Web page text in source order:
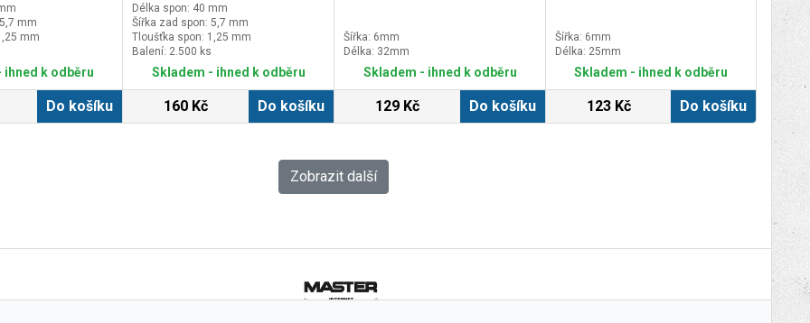
mm
mm
ihned k odběru
Do košíku
Délka spon: 40 mm
Šířka zad spon: 5,7 mm
Tloušťka spon: 1,25 mm
Balení: 2.500 ks
Skladem - ihned k odběru
160 Kč Do košíku
Šířka: 6mm
Délka: 32mm
Skladem - ihned k odběru
129 Kč Do košíku
Šířka: 6mm
Délka: 25mm
Skladem - ihned k odběru
123 Kč Do košíku
Zobrazit další